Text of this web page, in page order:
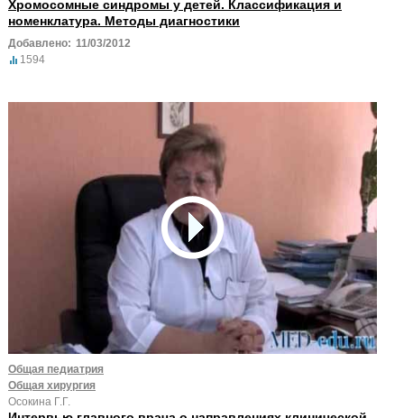
Хромосомные синдромы у детей. Классификация и
номенклатура. Методы диагностики
Добавлено: 11/03/2012
1594
Общая педиатрия
Общая хирургия
Осокина Г.Г.